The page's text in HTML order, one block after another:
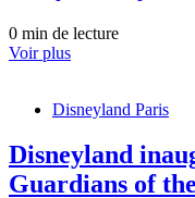
0 min de lecture
Voir plus
Disneyland Paris
Disneyland
Guardians of